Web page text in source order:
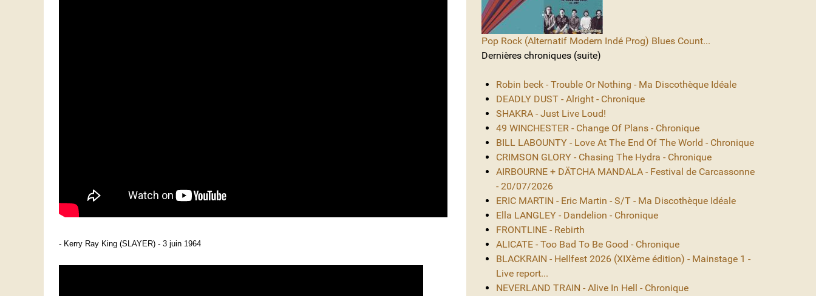
- Kerry Ray King (SLAYER) - 3 juin 1964
Pop Rock (Alternatif Modern Indé Prog) Blues Count...
Dernières chroniques (suite)
Robin beck - Trouble Or Nothing - Ma Discothèque Idéale
DEADLY DUST - Alright - Chronique
SHAKRA - Just Live Loud!
49 WINCHESTER - Change Of Plans - Chronique
BILL LABOUNTY - Love At The End Of The World - Chronique
CRIMSON GLORY - Chasing The Hydra - Chronique
AIRBOURNE + DÄTCHA MANDALA - Festival de Carcassonne
- 20/07/2026
ERIC MARTIN - Eric Martin - S/T - Ma Discothèque Idéale
Ella LANGLEY - Dandelion - Chronique
FRONTLINE - Rebirth
ALICATE - Too Bad To Be Good - Chronique
BLACKRAIN - Hellfest 2026 (XIXème édition) - Mainstage 1 -
Live report...
NEVERLAND TRAIN - Alive In Hell - Chronique